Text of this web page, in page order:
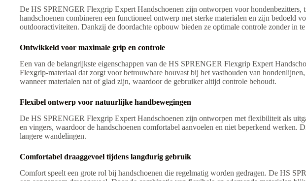
De HS SPRENGER Flexgrip Expert Handschoenen zijn ontworpen voor hondenbezitters,
handschoenen combineren een functioneel ontwerp met sterke materialen en zijn
outdooractiviteiten. Dankzij de doordachte opbouw bieden ze optimale controle zonder in
Ontwikkeld voor maximale grip en controle
Een van de belangrijkste eigenschappen van de HS SPRENGER Flexgrip Expert
Flexgrip-materiaal dat zorgt voor betrouwbare houvast bij het vasthouden van
wanneer materialen nat of glad zijn, waardoor de gebruiker altijd controle behoudt.
Flexibel ontwerp voor natuurlijke handbewegingen
De HS SPRENGER Flexgrip Expert Handschoenen zijn ontworpen met flexibiliteit als
en vingers, waardoor de handschoenen comfortabel aanvoelen en niet beperkend
langere wandelingen.
Comfortabel draaggevoel tijdens langdurig gebruik
Comfort speelt een grote rol bij handschoenen die regelmatig worden gedragen. De HS